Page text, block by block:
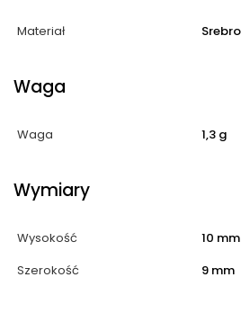
Materiał
Waga
Waga 1,3 g
Wymiary
Wysokość
10 mm
Szerokość
9 mm